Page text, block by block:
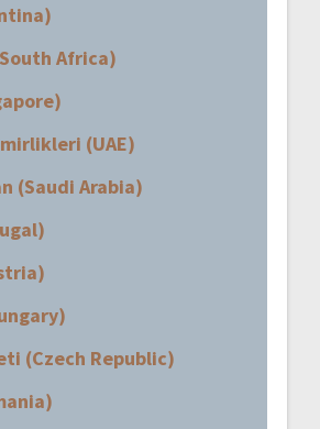
Africa)
(UAE)
(Saudi Arabia)
(Czech Republic)